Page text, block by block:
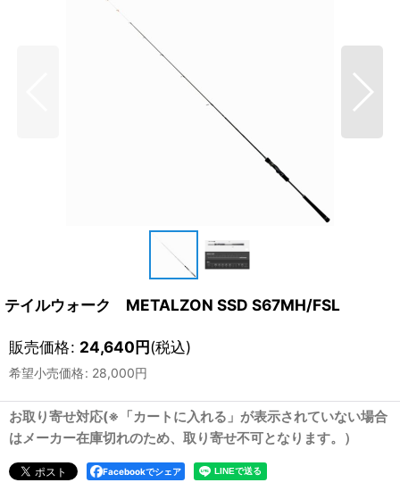
テイルウォーク METALZON SSD S67MH/FSL
販売価格: 24,640円(税込)
希望小売価格: 28,000円
お取り寄せ対応(※「カートに入れる」が表示されていない場合
はメーカー在庫切れのため、取り寄せ不可となります。）
Facebookでシェア